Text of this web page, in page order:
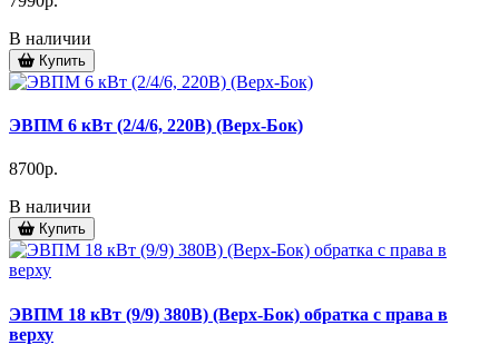
В наличии
Купить
ЭВПМ 6 кВт (2/4/6, 220В) (Верх-Бок)
8700р.
В наличии
Купить
ЭВПМ 18 кВт (9/9) 380В) (Верх-Бок) обратка с права в
верху